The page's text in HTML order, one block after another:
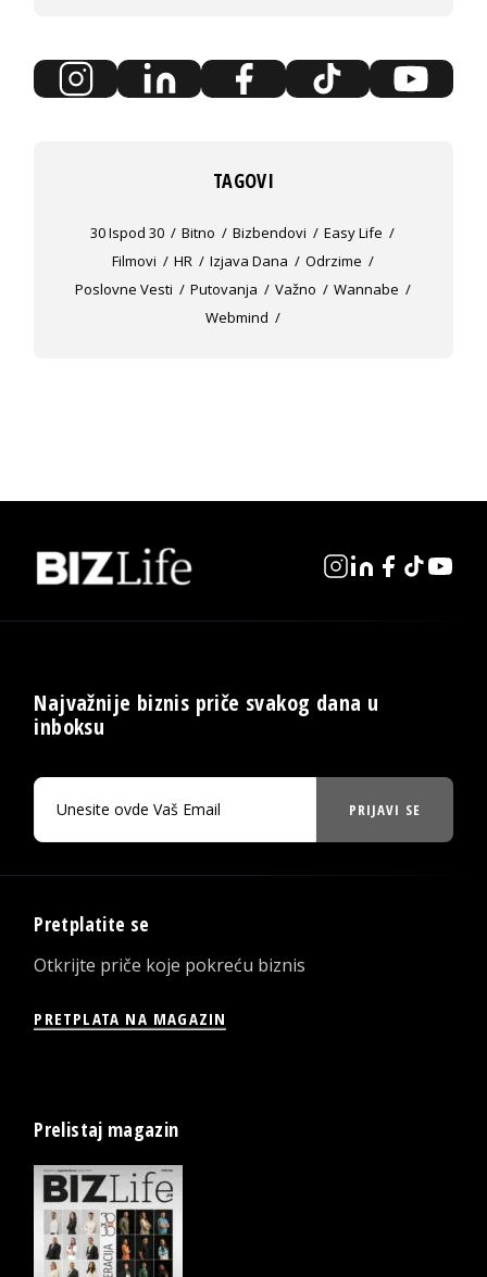
TAGOVI
30 Ispod 30 Bitno Bizbendovi
Easy Life
Filmovi
HR Izjava Dana
Odrzime
Poslovne Vesti
Putovanja Važno
Wannabe
Webmind
Najvažnije biznis priče svakog dana u
inboksu
PRIJAVI SE
Pretplatite se
Otkrijte priče koje pokreću biznis
PRETPLATA NA MAGAZIN
Prelistaj magazin